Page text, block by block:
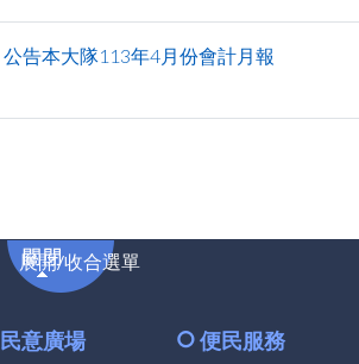
公告本大隊113年4月份會計月報
展開/收合選單
民意廣場 便民服務